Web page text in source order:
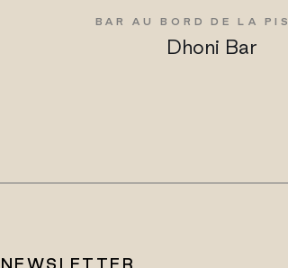
BAR AU BORD DE LA
Dhoni Bar
NEWSLETTER